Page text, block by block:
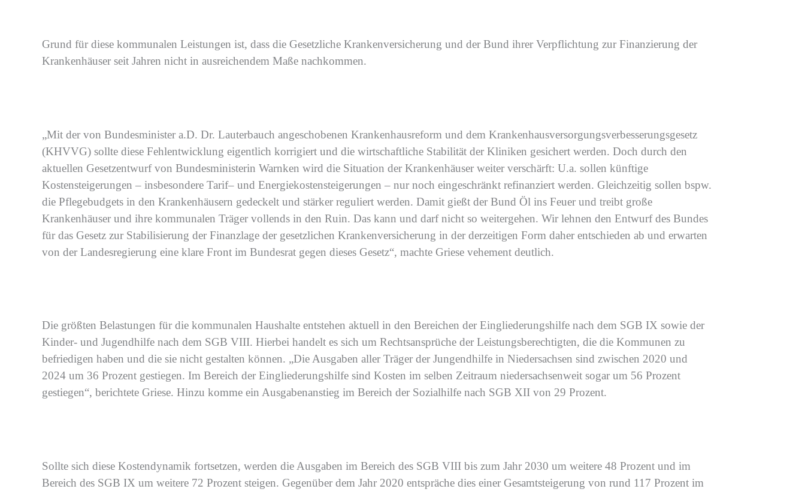
Grund für diese kommunalen Leistungen ist, dass die Gesetzliche Krankenversicherung und der Bund ihrer Verpflichtung zur Finanzierung der
Krankenhäuser seit Jahren nicht in ausreichendem Maße nachkommen.
„Mit der von Bundesminister a.D. Dr. Lauterbauch angeschobenen Krankenhausreform und dem Krankenhausversorgungsverbesserungsgesetz
(KHVVG) sollte diese Fehlentwicklung eigentlich korrigiert und die wirtschaftliche Stabilität der Kliniken gesichert werden. Doch durch den
aktuellen Gesetzentwurf von Bundesministerin Warnken wird die Situation der Krankenhäuser weiter verschärft: U.a. sollen künftige
Kostensteigerungen – insbesondere Tarif– und Energiekostensteigerungen – nur noch eingeschränkt refinanziert werden. Gleichzeitig sollen bspw.
die Pflegebudgets in den Krankenhäusern gedeckelt und stärker reguliert werden. Damit gießt der Bund Öl ins Feuer und treibt große
Krankenhäuser und ihre kommunalen Träger vollends in den Ruin. Das kann und darf nicht so weitergehen. Wir lehnen den Entwurf des Bundes
für das Gesetz zur Stabilisierung der Finanzlage der gesetzlichen Krankenversicherung in der derzeitigen Form daher entschieden ab und erwarten
von der Landesregierung eine klare Front im Bundesrat gegen dieses Gesetz“, machte Griese vehement deutlich.
Die größten Belastungen für die kommunalen Haushalte entstehen aktuell in den Bereichen der Eingliederungshilfe nach dem SGB IX sowie der
Kinder- und Jugendhilfe nach dem SGB VIII. Hierbei handelt es sich um Rechtsansprüche der Leistungsberechtigten, die die Kommunen zu
befriedigen haben und die sie nicht gestalten können. „Die Ausgaben aller Träger der Jungendhilfe in Niedersachsen sind zwischen 2020 und
2024 um 36 Prozent gestiegen. Im Bereich der Eingliederungshilfe sind Kosten im selben Zeitraum niedersachsenweit sogar um 56 Prozent
gestiegen“, berichtete Griese. Hinzu komme ein Ausgabenanstieg im Bereich der Sozialhilfe nach SGB XII von 29 Prozent.
Sollte sich diese Kostendynamik fortsetzen, werden die Ausgaben im Bereich des SGB VIII bis zum Jahr 2030 um weitere 48 Prozent und im
Bereich des SGB IX um weitere 72 Prozent steigen. Gegenüber dem Jahr 2020 entspräche dies einer Gesamtsteigerung von rund 117 Prozent im